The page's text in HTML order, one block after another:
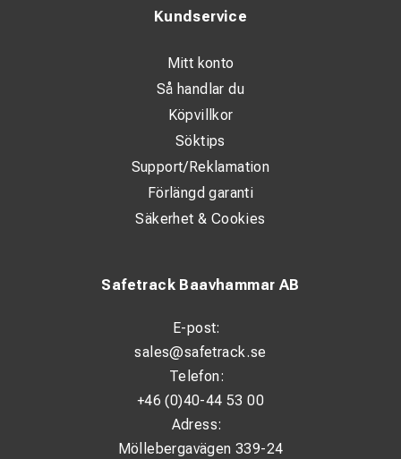
Safetrack Baavhammar AB
E-post:
sales@safetrack.se
Telefon:
+46 (0)40-44 53 00
Adress:
Möllebergavägen 339-24
Kundservice
Mitt konto
Så handlar du
Köpvillkor
Söktips
Support/Reklamation
Förlängd garanti
Säkerhet & Cookies